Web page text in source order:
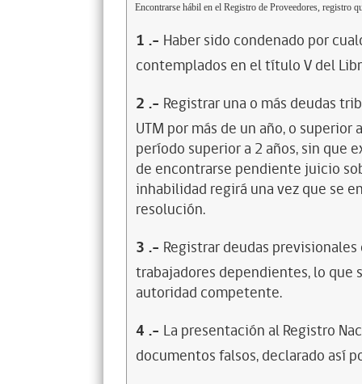
Encontrarse hábil en el Registro de Proveedores, registro
1 .- Haber sido condenado por
contemplados en el título V del
2 .- Registrar una o más deudas
UTM por más de un año, o
período superior a 2 años, sin que
de encontrarse pendiente juicio
inhabilidad regirá una vez que se
resolución.
3 .- Registrar deudas
trabajadores dependientes, lo
autoridad competente.
4 .- La presentación al Registro
documentos falsos, declarado así